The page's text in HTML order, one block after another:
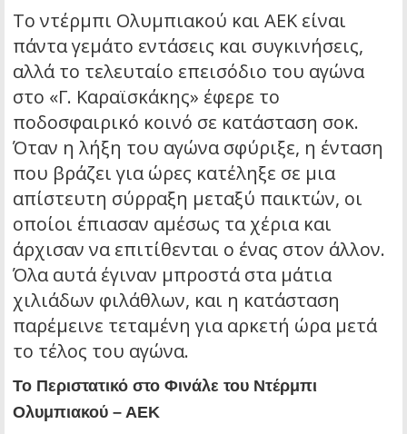
Το ντέρμπι Ολυμπιακού και ΑΕΚ είναι
πάντα γεμάτο εντάσεις και συγκινήσεις,
αλλά το τελευταίο επεισόδιο του αγώνα
στο «Γ. Καραϊσκάκης» έφερε το
ποδοσφαιρικό κοινό σε κατάσταση σοκ.
Όταν η λήξη του αγώνα σφύριξε, η ένταση
που βράζει για ώρες κατέληξε σε μια
απίστευτη σύρραξη μεταξύ παικτών, οι
οποίοι έπιασαν αμέσως τα χέρια και
άρχισαν να επιτίθενται ο ένας στον άλλον.
Όλα αυτά έγιναν μπροστά στα μάτια
χιλιάδων φιλάθλων, και η κατάσταση
παρέμεινε τεταμένη για αρκετή ώρα μετά
το τέλος του αγώνα.
Το Περιστατικό στο Φινάλε του Ντέρμπι
Ολυμπιακού – ΑΕΚ